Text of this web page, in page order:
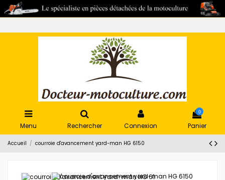
Menu Rechercher Connexion
0
Panier
Accueil courroie d'avancement yard-man HG 6150